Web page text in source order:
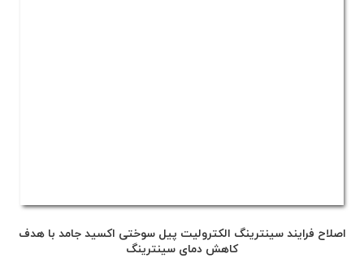
اصلاح فرایند سینترینگ الکترولیت پیل سوختی اکسید جامد با هدف
کاهش دمای سینترینگ